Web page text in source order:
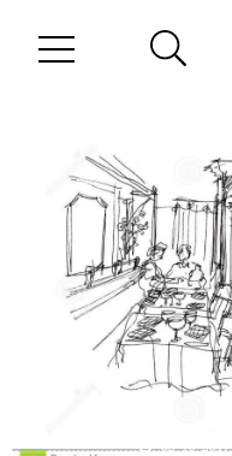
03-10-2017